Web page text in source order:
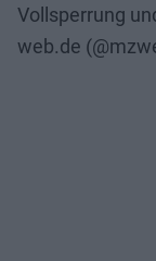
Vollsperrung
web.de